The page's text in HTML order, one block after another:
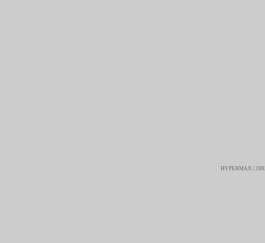
HYPERMAX |